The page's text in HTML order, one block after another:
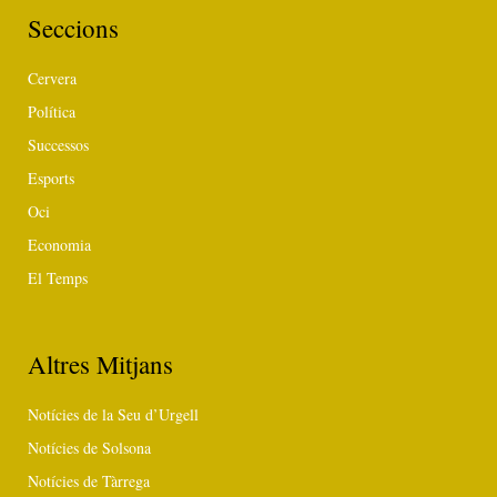
Seccions
Cervera
Política
Successos
Esports
Oci
Economia
El Temps
Altres Mitjans
Notícies de la Seu d’Urgell
Notícies de Solsona
Notícies de Tàrrega